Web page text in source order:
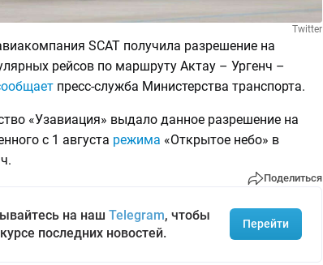
Twitter
SCAT получила разрешение на
рейсов по маршруту Актау – Ургенч –
пресс-служба Министерства транспорта.
«Узавиация» выдало данное разрешение на
с 1 августа режима «Открытое небо» в
Поделиться
на наш Telegram, чтобы
последних новостей.
Перейти